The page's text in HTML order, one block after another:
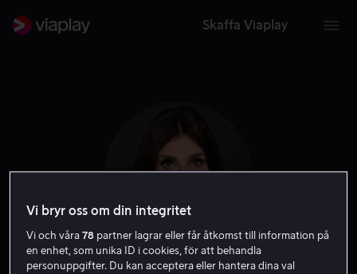
Skaffa Viaplay
Vi bryr oss om din integritet
Vi och våra78 partner lagrar eller får åtkomst till information på
en enhet, som unika ID i cookies, för att behandla
personuppgifter. Du kan acceptera eller hantera dina val